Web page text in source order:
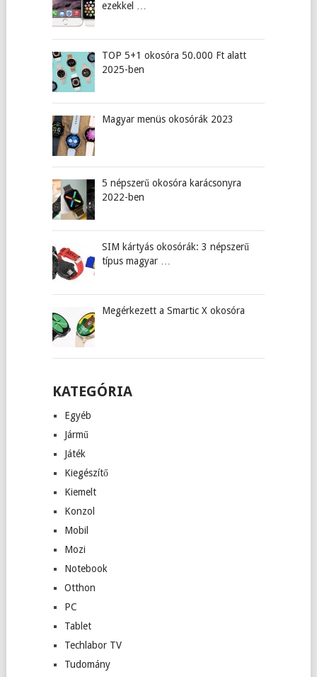
ezekkel …
TOP 5+1 okosóra 50.000 Ft alatt
2025-ben
Magyar menüs okosórák 2023
5 népszerű okosóra karácsonyra
2022-ben
SIM kártyás okosórák: 3 népszerű
típus magyar …
Megérkezett a Smartic X okosóra
KATEGÓRIA
Egyéb
Jármű
Játék
Kiegészítő
Kiemelt
Konzol
Mobil
Mozi
Notebook
Otthon
PC
Tablet
Techlabor TV
Tudomány